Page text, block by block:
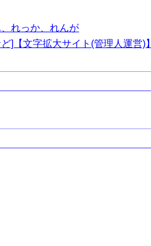
れっか、れんが
]【文字拡大サイト(管理人運営)】